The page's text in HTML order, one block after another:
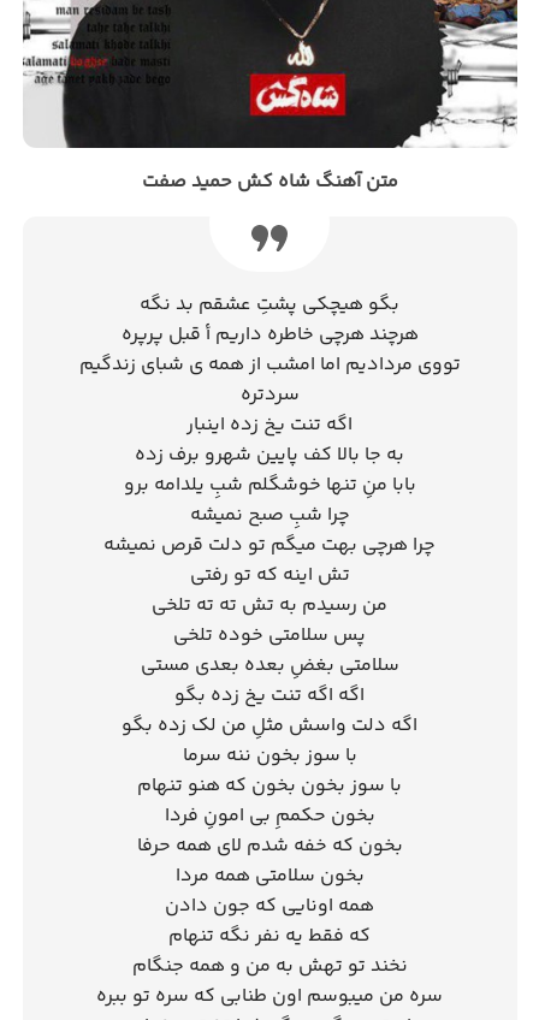
متن آهنگ شاه کش حمید صفت
بگو هیچکی پشتِ عشقم بد نگه
هرچند هرچی خاطره داریم أ قبل پرپره
تووی مردادیم اما امشب از همه ی شبای زندگیم
سردتره
اگه تنت یخ زده اینبار
به جا بالا کف پایین شهرو برف زده
بابا منِ تنها خوشگلم شبِ یلدامه برو
چرا شبِ صبح نمیشه
چرا هرچی بهت میگم تو دلت قرص نمیشه
تش اینه که تو رفتی
من رسیدم به تش ته ته تلخی
پس سلامتی خوده تلخی
سلامتی بغضِ بعده بعدی مستی
اگه اگه تنت یخ زده بگو
اگه دلت واسش مثلِ من لک زده بگو
با سوز بخون ننه سرما
با سوز بخون بخون که هنو تنهام
بخون حکممِ بی امونِ فردا
بخون که خفه شدم لای همه حرفا
بخون سلامتی همه مردا
همه اونایی که جون دادن
که فقط یه نفر نگه تنهام
نخند تو تهش به من و همه جنگام
سره من میبوسم اون طنابی که سره تو ببره